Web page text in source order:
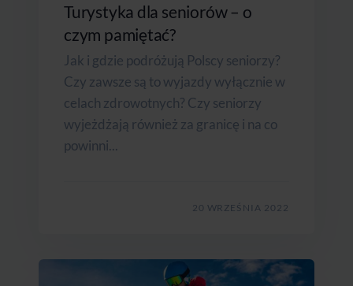
Turystyka dla seniorów – o
czym pamiętać?
Jak i gdzie podróżują Polscy seniorzy?
Czy zawsze są to wyjazdy wyłącznie w
celach zdrowotnych? Czy seniorzy
wyjeżdżają również za granicę i na co
powinni...
20 WRZEŚNIA 2022